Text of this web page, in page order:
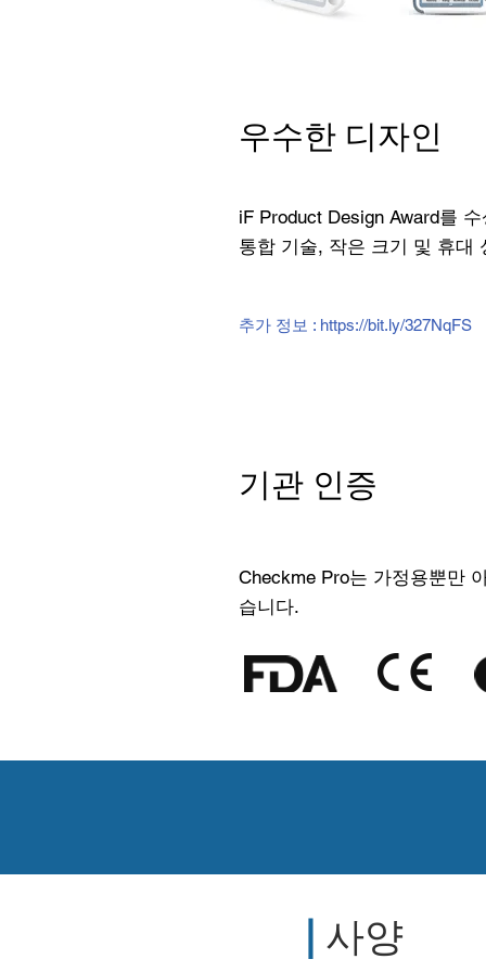
우수한 디자인
iF Product Design Award를
통합 기술, 작은 크기 및 휴대
추가 정보 : https://bit.ly/327NqFS
기관 인증
Checkme Pro는 가정용뿐만
습니다.
사양